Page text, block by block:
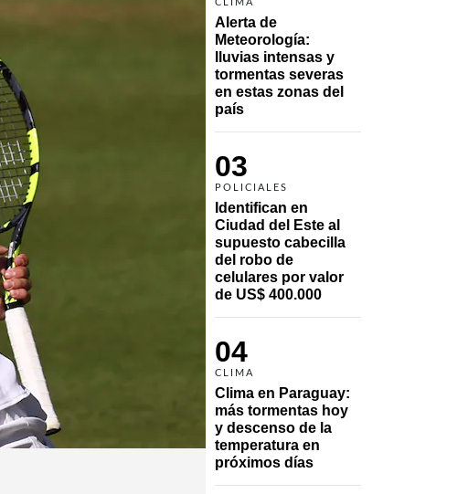
CLIMA
Alerta de
Meteorología:
lluvias intensas y
tormentas severas
en estas zonas del
país
03
POLICIALES
Identifican en
Ciudad del Este al
supuesto cabecilla
del robo de
celulares por valor
de US$ 400.000
04
CLIMA
Clima en Paraguay:
más tormentas hoy
y descenso de la
temperatura en
próximos días